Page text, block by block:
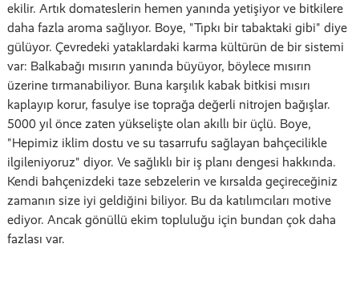
ekilir. Artık domateslerin hemen yanında yetişiyor ve bitkilere
daha fazla aroma sağlıyor. Boye, "Tıpkı bir tabaktaki gibi" diye
gülüyor. Çevredeki yataklardaki karma kültürün de bir sistemi
var: Balkabağı mısırın yanında büyüyor, böylece mısırın
üzerine tırmanabiliyor. Buna karşılık kabak bitkisi mısırı
kaplayıp korur, fasulye ise toprağa değerli nitrojen bağışlar.
5000 yıl önce zaten yükselişte olan akıllı bir üçlü. Boye,
"Hepimiz iklim dostu ve su tasarrufu sağlayan bahçecilikle
ilgileniyoruz" diyor. Ve sağlıklı bir iş planı dengesi hakkında.
Kendi bahçenizdeki taze sebzelerin ve kırsalda geçireceğiniz
zamanın size iyi geldiğini biliyor. Bu da katılımcıları motive
ediyor. Ancak gönüllü ekim topluluğu için bundan çok daha
fazlası var.